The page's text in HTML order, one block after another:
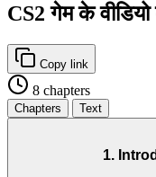
CS2 गेम के
Copy link
8 chapters
Chapters
Text
1.